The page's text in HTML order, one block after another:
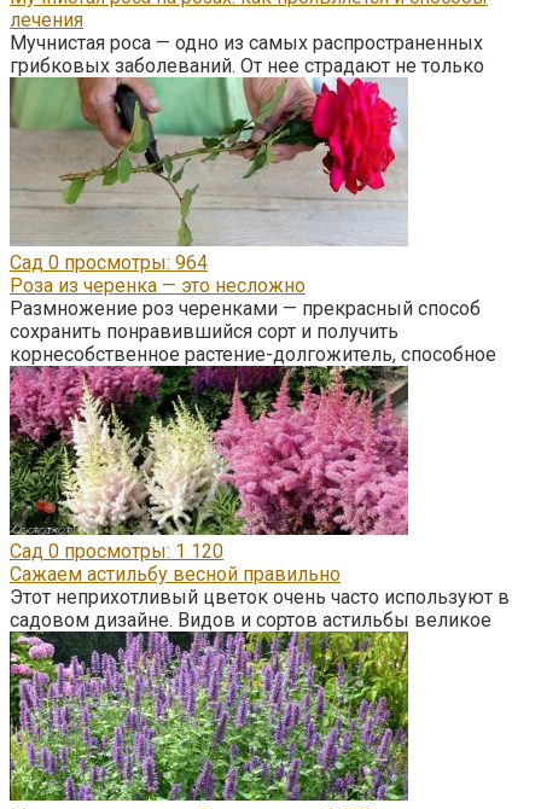
лечения
Мучнистая роса — одно из самых распространенных
грибковых заболеваний. От нее страдают не только
Сад 0 просмотры: 964
Роза из черенка — это несложно
Размножение роз черенками — прекрасный способ
сохранить понравившийся сорт и получить
корнесобственное растение-долгожитель, способное
Сад 0 просмотры: 1 120
Сажаем астильбу весной правильно
Этот неприхотливый цветок очень часто используют в
садовом дизайне. Видов и сортов астильбы великое